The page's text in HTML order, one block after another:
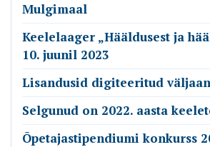
Mulgimaal
Keelelaager „Hääldusest ja
10. juunil 2023
Lisandusid digiteeritud
Selgunud on 2022. aasta
Õpetajastipendiumi konkurss